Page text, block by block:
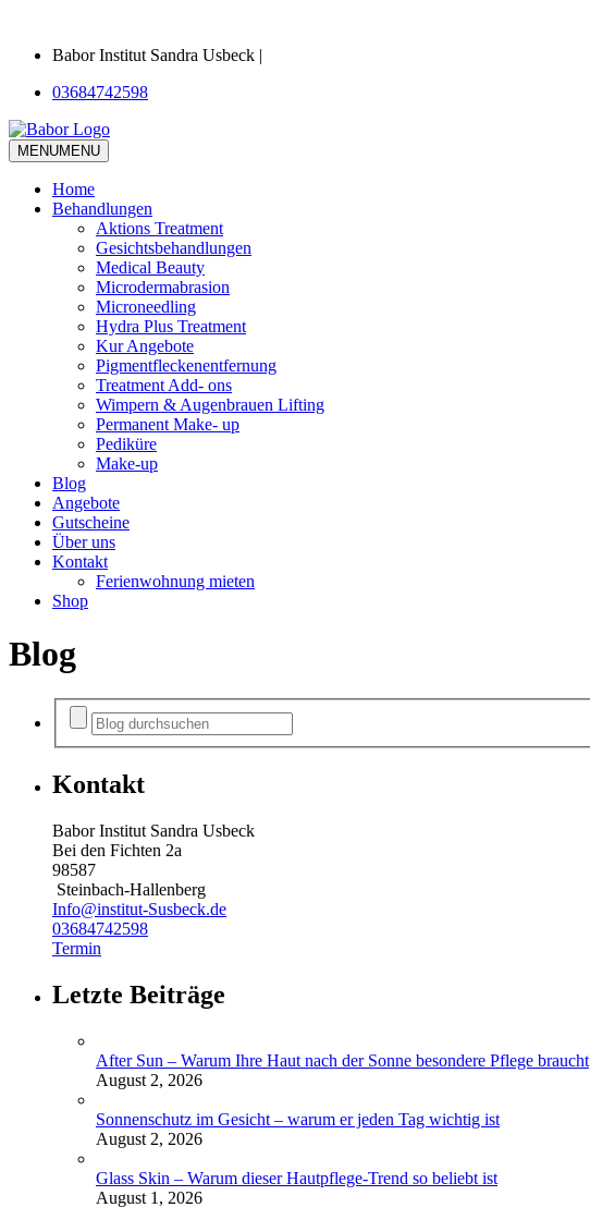
Babor Institut Sandra Usbeck |
03684742598
MENUMENU
Home
Behandlungen
Aktions Treatment
Gesichtsbehandlungen
Medical Beauty
Microdermabrasion
Microneedling
Hydra Plus Treatment
Kur Angebote
Pigmentfleckenentfernung
Treatment Add- ons
Wimpern & Augenbrauen Lifting
Permanent Make- up
Pediküre
Make-up
Blog
Angebote
Gutscheine
Über uns
Kontakt
Ferienwohnung mieten
Shop
Blog
Kontakt
Babor Institut Sandra Usbeck
Bei den Fichten 2a
98587
Steinbach-Hallenberg
Info@institut-Susbeck.de
03684742598
Termin
Letzte Beiträge
After Sun – Warum Ihre Haut nach der Sonne besondere Pflege braucht
August 2, 2026
Sonnenschutz im Gesicht – warum er jeden Tag wichtig ist
August 2, 2026
Glass Skin – Warum dieser Hautpflege-Trend so beliebt ist
August 1, 2026